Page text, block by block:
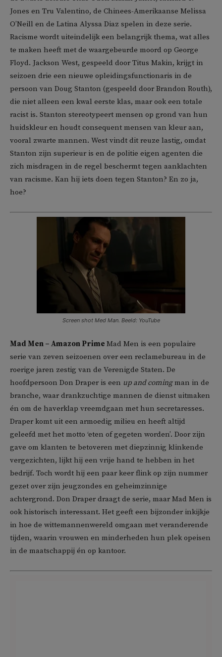
Jones en Tru Valentino, de Chinees-Amerikaanse Melissa
O’Neill en de Latina Alyssa Diaz spelen in deze serie.
Racisme wordt uiteindelijk een belangrijk thema, wat alles
te maken heeft met de waargebeurde moord op George
Floyd. Jackson West, gespeeld door Titus Makin, krijgt in
seizoen drie een nieuwe opleidingsfunctionaris in de
persoon van Doug Stanton (gespeeld door Brandon Routh),
die niet alleen een kwal eerste klas, maar ook een totale
racist is. Stanton stereotypeert mensen op grond van hun
huidskleur en houdt consequent mensen van kleur aan,
vooral zwarte mannen. West vindt dit reuze lastig, omdat
Stanton zijn superieur is en de politie eigen agenten die
zich misdragen in de regel beschermt tegen aanklachten
van racisme. Kan hij iets doen tegen Stanton? En zo ja,
hoe?
Screen shot Med Man. Beeld: YouTube
Mad Men – Amazon Prime Mad Men is een populaire
serie van zeven seizoenen over een reclamebureau in de
roerige jaren zestig van de Verenigde Staten. De
hoofdpersoon Don Draper is een up and comingman in de
branche, waar drankzuchtige mannen de dienst uitmaken
én om de haverklap vreemdgaan met hun secretaresses.
Draper komt uit een armoedig milieu en heeft altijd
geleefd met het motto ‘eten of gegeten worden’. Door zijn
gave om klanten te betoveren met diepzinnig klinkende
vergezichten, lijkt hij een vrije hand te hebben in het
bedrijf. Toch wordt hij een paar keer flink op zijn nummer
gezet over zijn jeugzondes en geheimzinnige
achtergrond. Don Draper draagt de serie, maar Mad Men is
ook historisch interessant. Het geeft een bijzonder inkijkje
in hoe de wittemannenwereld omgaan met veranderende
tijden, waarin vrouwen en minderheden hun plek opeisen
in de maatschappij én op kantoor.